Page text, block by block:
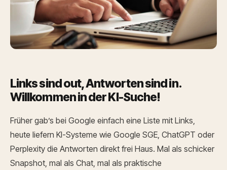
Links sind out, Antworten sind in.
Willkommen in der KI-Suche!
Früher gab’s bei Google einfach eine Liste mit Links,
heute liefern KI-Systeme wie Google SGE, ChatGPT oder
Perplexity die Antworten direkt frei Haus. Mal als schicker
Snapshot, mal als Chat, mal als praktische